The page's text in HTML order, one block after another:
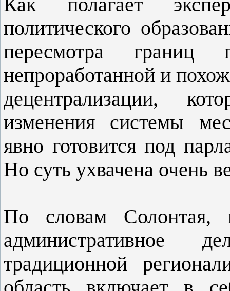
политического
пересмотра
непроработанной и
децентрализации,
изменения системы
явно готовится под
Но суть ухвачена очень
По словам Солонтая,
административное
традиционной